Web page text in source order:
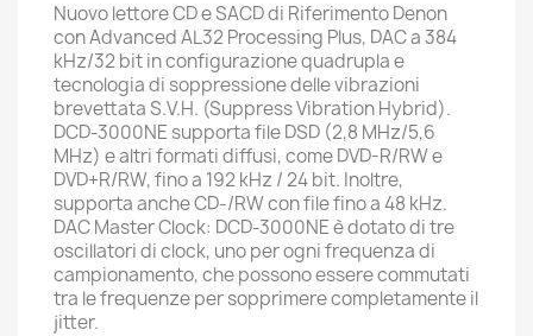
Nuovo lettore CD e SACD di Riferimento Denon
con Advanced AL32 Processing Plus, DAC a 384
kHz/32 bit in configurazione quadrupla e
tecnologia di soppressione delle vibrazioni
brevettata S.V.H. (Suppress Vibration Hybrid).
DCD-3000NE supporta file DSD (2,8 MHz/5,6
MHz) e altri formati diffusi, come DVD-R/RW e
DVD+R/RW, fino a 192 kHz / 24 bit. Inoltre,
supporta anche CD-/RW con file fino a 48 kHz.
DAC Master Clock: DCD-3000NE è dotato di tre
oscillatori di clock, uno per ogni frequenza di
campionamento, che possono essere commutati
tra le frequenze per sopprimere completamente il
jitter.